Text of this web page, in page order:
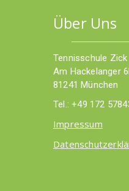
Über Uns
Tennisschule Zick
Am Hackelanger
81241 München
Tel.: +49 172
Impressum